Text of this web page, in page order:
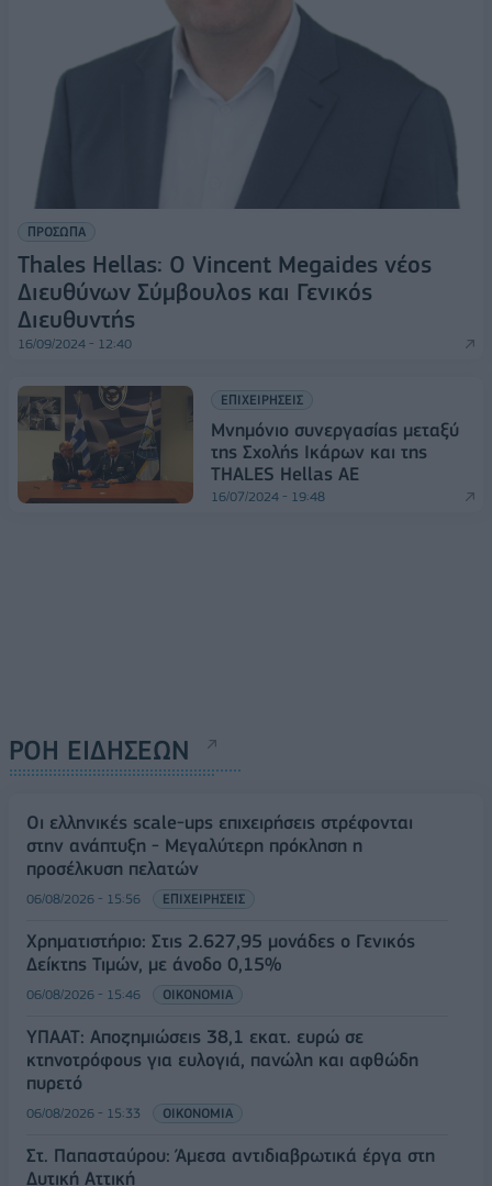
ΠΡΟΣΩΠΑ
Thales Hellas: Ο Vincent Megaides νέος
Διευθύνων Σύμβουλος και Γενικός
Διευθυντής
16/09/2024 - 12:40
ΕΠΙΧΕΙΡΗΣΕΙΣ
Μνημόνιο συνεργασίας μεταξύ
της Σχολής Ικάρων και της
THALES Hellas AE
16/07/2024 - 19:48
ΡΟΗ ΕΙΔΗΣΕΩΝ
Οι ελληνικές scale-ups επιχειρήσεις στρέφονται
στην ανάπτυξη - Μεγαλύτερη πρόκληση η
προσέλκυση πελατών
06/08/2026 - 15:56 ΕΠΙΧΕΙΡΗΣΕΙΣ
Χρηματιστήριο: Στις 2.627,95 μονάδες ο Γενικός
Δείκτης Τιμών, με άνοδο 0,15%
06/08/2026 - 15:46 ΟΙΚΟΝΟΜΙΑ
ΥΠΑΑΤ: Αποζημιώσεις 38,1 εκατ. ευρώ σε
κτηνοτρόφους για ευλογιά, πανώλη και αφθώδη
πυρετό
06/08/2026 - 15:33 ΟΙΚΟΝΟΜΙΑ
Στ. Παπασταύρου: Άμεσα αντιδιαβρωτικά έργα στη
Δυτική Αττική